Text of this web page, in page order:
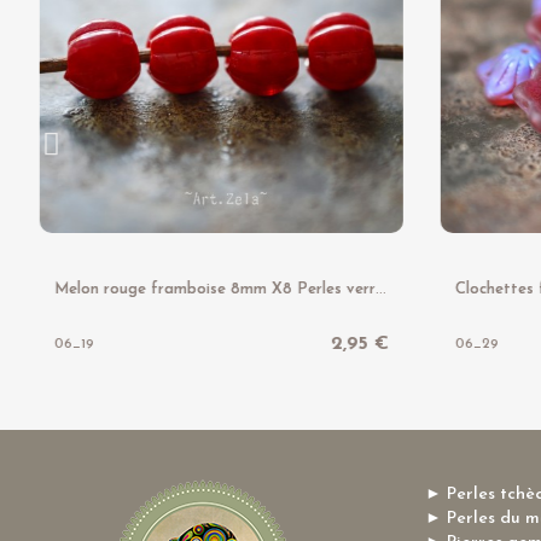
M
elon rouge framboise 8mm X8 Perles verre tchèque à large trou
06_19 2,95 € 06_29
► Perles
► Perles du